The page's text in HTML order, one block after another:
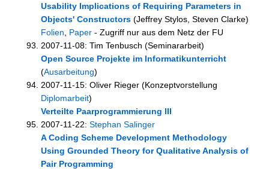
Usability Implications of Requiring Parameters in
Objects' Constructors (Jeffrey Stylos, Steven Clarke)
Folien
Paper - Zugriff nur aus dem Netz der FU
2007-11-08: Tim Tenbusch (Seminararbeit)
Open Source Projekte im Informatikunterricht
(Ausarbeitung)
2007-11-15: Oliver Rieger (Konzeptvorstellung
Diplomarbeit)
Verteilte Paarprogrammierung III
2007-11-22: Stephan Salinger
A Coding Scheme Development Methodology
Using Grounded Theory for Qualitative Analysis of
Pair Programming